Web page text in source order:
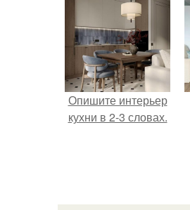
Опишите интерьер
кухни в 2-3 словах.